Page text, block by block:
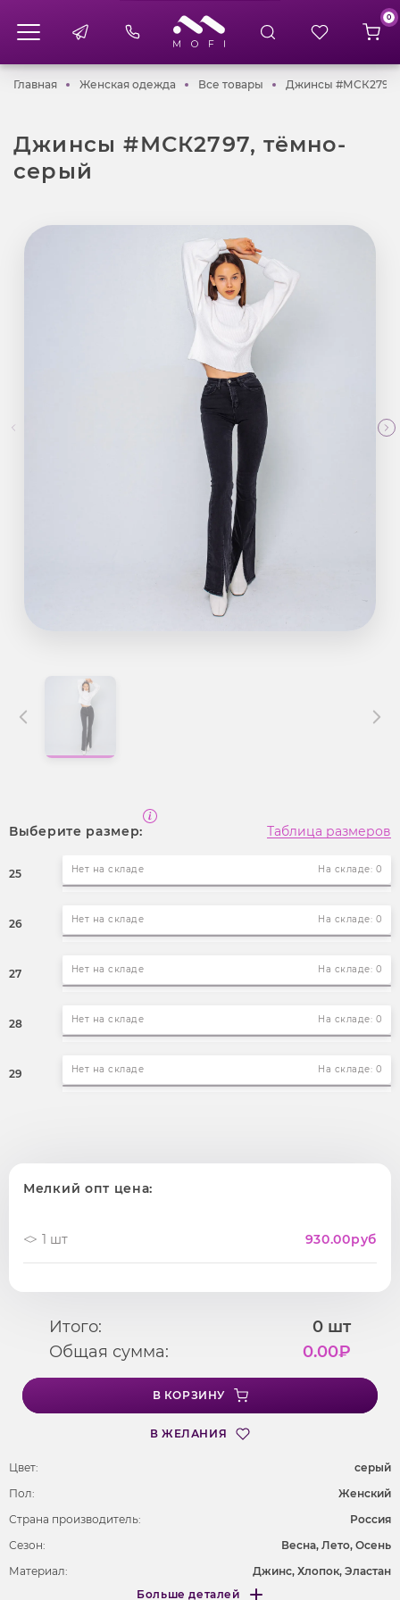
0
ГлавнаяГлавнаяЖенская одежда Женская одежда
Все товары Все товары
Джинсы #МСК2797,
Джинсы #МСК2797, тёмно-
серый
Выберите размер: Таблица размеров
25 Нет на складе На складе: 0
26 Нет на складе На складе: 0
27 Нет на складе На складе: 0
28 Нет на складе На складе: 0
29 Нет на складе На складе: 0
Мелкий опт цена:
1 шт 930.00руб
Итого: 0 шт
Общая сумма:
0.00₽
В КОРЗИНУ
В ЖЕЛАНИЯ
Цвет:
серый
Пол:
Женский
Страна производитель:
Россия
Сезон:
Весна, Лето, Осень
Материал:
Джинс, Хлопок, Эластан
Больше деталей